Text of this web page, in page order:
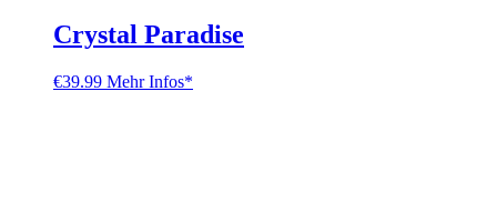
Crystal Paradise
€39.99 Mehr Infos*